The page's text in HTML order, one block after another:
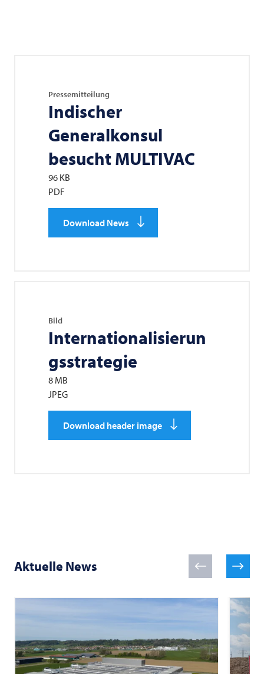
Pressemitteilung
Indischer
Generalkonsul
besuchtMULTIVAC
96 KB
PDF
Download News
Bild
Internationalisierun
gsstrategie
8 MB
JPEG
Download header image
Aktuelle News